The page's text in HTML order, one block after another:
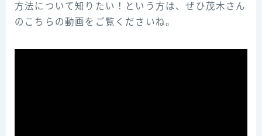
方法について知りたい！という方は、ぜひ茂木さん
のこちらの動画をご覧くださいね。